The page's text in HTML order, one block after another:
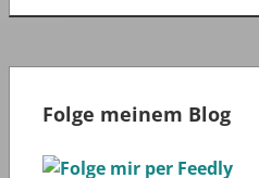
Folge meinem Blog